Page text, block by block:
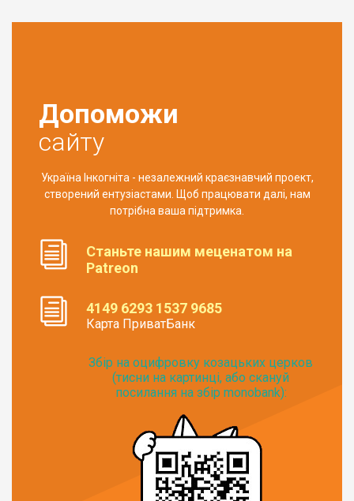
Допоможи
сайту
Україна Інкогніта - незалежний краєзнавчий проект,
створений ентузіастами. Щоб працювати далі, нам
потрібна ваша підтримка.
Станьте нашим меценатом на
Patreon
4149 6293 1537 9685
Карта ПриватБанк
Збір на оцифровку козацьких церков
(тисни на картинці, або скануй
посилання на збір monobank):